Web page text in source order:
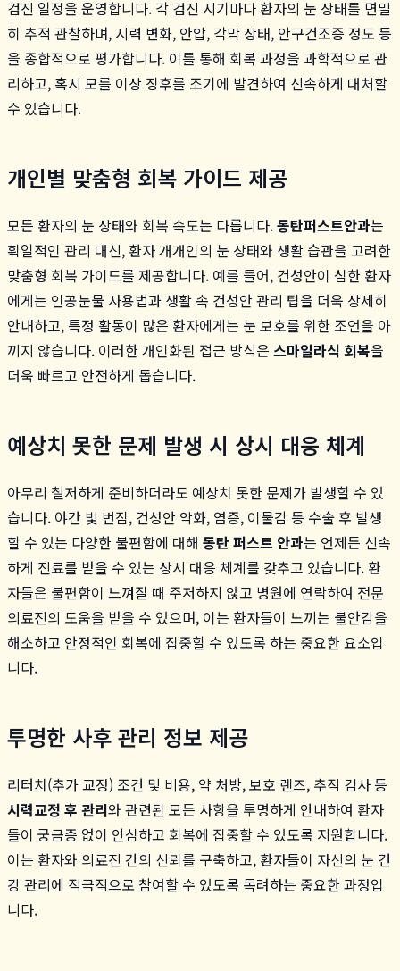
검진 일정을 운영합니다. 각 검진 시기마다 환자의 눈 상태를 면밀
히 추적 관찰하며, 시력 변화, 안압, 각막 상태, 안구건조증 정도 등
을 종합적으로 평가합니다. 이를 통해 회복 과정을 과학적으로 관
리하고, 혹시 모를 이상 징후를 조기에 발견하여 신속하게 대처할
수 있습니다.
개인별 맞춤형 회복 가이드 제공
모든 환자의 눈 상태와 회복 속도는 다릅니다.동탄퍼스트안과는
획일적인 관리 대신, 환자 개개인의 눈 상태와 생활 습관을 고려한
맞춤형 회복 가이드를 제공합니다. 예를 들어, 건성안이 심한 환자
에게는 인공눈물 사용법과 생활 속 건성안 관리 팁을 더욱 상세히
안내하고, 특정 활동이 많은 환자에게는 눈 보호를 위한 조언을 아
끼지 않습니다. 이러한 개인화된 접근 방식은 스마일라식 회복을
더욱 빠르고 안전하게 돕습니다.
예상치 못한 문제 발생 시 상시 대응 체계
아무리 철저하게 준비하더라도 예상치 못한 문제가 발생할 수 있
습니다. 야간 빛 번짐, 건성안 악화, 염증, 이물감 등 수술 후 발생
할 수 있는 다양한 불편함에 대해 동탄 퍼스트 안과는 언제든 신속
하게 진료를 받을 수 있는 상시 대응 체계를 갖추고 있습니다. 환
자들은 불편함이 느껴질 때 주저하지 않고 병원에 연락하여 전문
의료진의 도움을 받을 수 있으며, 이는 환자들이 느끼는 불안감을
해소하고 안정적인 회복에 집중할 수 있도록 하는 중요한 요소입
니다.
투명한 사후 관리 정보 제공
리터치(추가 교정) 조건 및 비용, 약 처방, 보호 렌즈, 추적 검사 등
시력교정 후 관리와 관련된 모든 사항을 투명하게 안내하여 환자
들이 궁금증 없이 안심하고 회복에 집중할 수 있도록 지원합니다.
이는 환자와 의료진 간의 신뢰를 구축하고, 환자들이 자신의 눈 건
강 관리에 적극적으로 참여할 수 있도록 독려하는 중요한 과정입
니다.